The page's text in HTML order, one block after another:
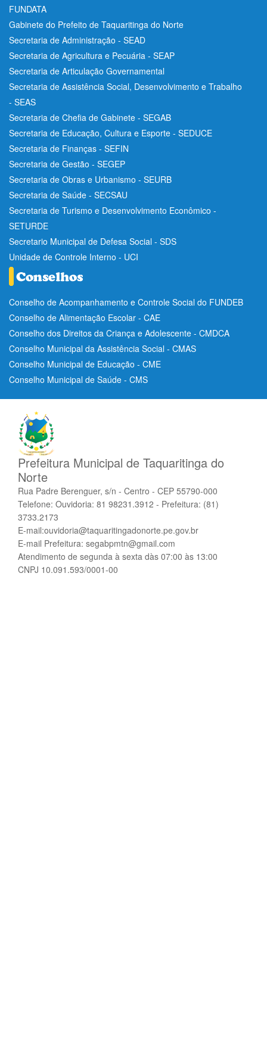
FUNDATA
Gabinete do Prefeito de Taquaritinga do Norte
Secretaria de Administração - SEAD
Secretaria de Agricultura e Pecuária - SEAP
Secretaria de Articulação Governamental
Secretaria de Assistência Social, Desenvolvimento e Trabalho
- SEAS
Secretaria de Chefia de Gabinete - SEGAB
Secretaria de Educação, Cultura e Esporte - SEDUCE
Secretaria de Finanças - SEFIN
Secretaria de Gestão - SEGEP
Secretaria de Obras e Urbanismo - SEURB
Secretaria de Saúde - SECSAU
Secretaria de Turismo e Desenvolvimento Econômico -
SETURDE
Secretario Municipal de Defesa Social - SDS
Unidade de Controle Interno - UCI
Conselho de Acompanhamento e Controle Social do FUNDEB
Conselho de Alimentação Escolar - CAE
Conselho dos Direitos da Criança e Adolescente - CMDCA
Conselho Municipal da Assistência Social - CMAS
Conselho Municipal de Educação - CME
Conselho Municipal de Saúde - CMS
Prefeitura Municipal de Taquaritinga do
Norte
Rua Padre Berenguer, s/n - Centro - CEP 55790-000
Telefone: Ouvidoria: 81 98231.3912 - Prefeitura: (81)
3733.2173
E-mail:ouvidoria@taquaritingadonorte.pe.gov.br
E-mail Prefeitura: segabpmtn@gmail.com
Atendimento de segunda à sexta dàs 07:00 às 13:00
CNPJ 10.091.593/0001-00